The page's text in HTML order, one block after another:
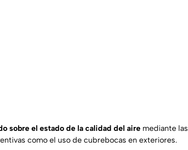
sobre el estado de la calidad del aire mediante las
como el uso de cubrebocas en exteriores.